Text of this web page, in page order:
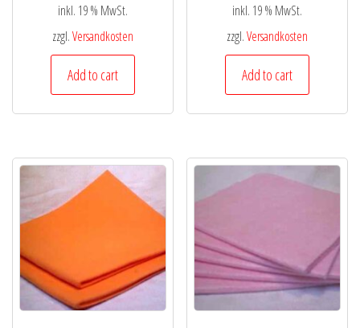
inkl. 19 % MwSt.
zzgl.Versandkosten
Add to cart
inkl. 19 % MwSt.
zzgl.Versandkosten
Add to cart